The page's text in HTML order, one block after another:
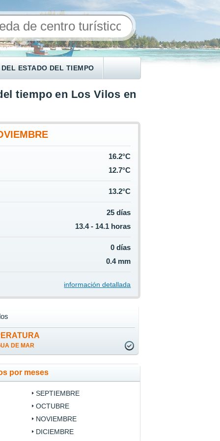
ESTADO DEL TIEMPO
tiempo en Los Vilos en
16.2°C
12.7°C
13.2°C
25 días
13.4 - 14.1 horas
0 días
0.4 mm
información detallada
DE MAR
por meses
SEPTIEMBRE
OCTUBRE
NOVIEMBRE
DICIEMBRE